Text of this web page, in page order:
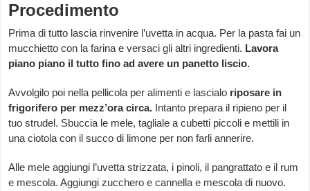
Procedimento
Prima di tutto lascia rinvenire l’uvetta in acqua. Per la pasta fai un
mucchietto con la farina e versaci gli altri ingredienti. Lavora
piano piano il tutto fino ad avere un panetto liscio.
Avvolgilo poi nella pellicola per alimenti e lascialo riposare in
frigorifero per mezz’ora circa. Intanto prepara il ripieno per il
tuo strudel. Sbuccia le mele, tagliale a cubetti piccoli e mettili in
una ciotola con il succo di limone per non farli annerire.
Alle mele aggiungi l’uvetta strizzata, i pinoli, il pangrattato e il rum
e mescola. Aggiungi zucchero e cannella e mescola di nuovo.